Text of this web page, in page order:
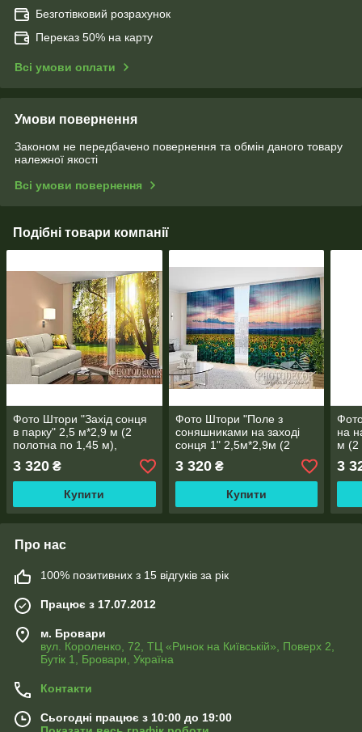
Безготівковий розрахунок
Переказ 50% на карту
Всі умови оплати
Умови повернення
Законом не передбачено повернення та обмін даного товару
належної якості
Всі умови повернення
Подібні товари компанії
Фото Штори "Захід сонця
в парку" 2,5 м*2,9 м (2
полотна по 1,45 м),
тасьма
3 320 ₴
Купити
Фото Штори "Поле з
соняшниками на заході
сонця 1" 2,5м*2,9м (2
полотна по 1,45м)
3 320₴
Купити
на
м (2
3
Про нас
100% позитивних з 15 відгуків за рік
Працює з 17.07.2012
м. Бровари
вул. Короленко, 72, ТЦ «Ринок на Київській», Поверх 2,
Бутік 1, Бровари, Україна
Контакти
Сьогодні працює з 10:00 до 19:00